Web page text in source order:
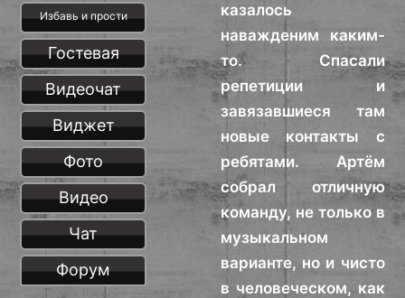
казалось
наважденим каким-
то. Спасали
репетиции и
завязавшиеся там
новые контакты с
ребятами. Артём
собрал отличную
команду, не только в
музыкальном
варианте, но и чисто
в человеческом, как
Избавь и прости
Гостевая
Видеочат
Виджет
Фото
Видео
Чат
Форум